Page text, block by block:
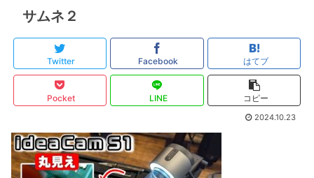
サムネ２
Twitter Facebook はてブ
Pocket LINE コピー
2024.10.23